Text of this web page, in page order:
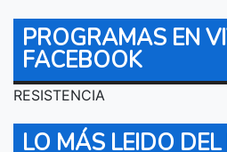
PROGRAMAS EN
FACEBOOK
RESISTENCIA
LO MÁS LEIDO DEL